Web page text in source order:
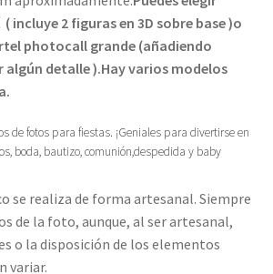
2 figuras en 3D sobre base )o
photocall grande (añadiendo
algún detalle ).Hay varios modelos
de fotos para fiestas. ¡Geniales para divertirse en
boda, bautizo, comunión,despedida y baby
se realiza de forma artesanal. Siempre
de la foto, aunque, al ser artesanal,
o la disposición de los elementos
variar.